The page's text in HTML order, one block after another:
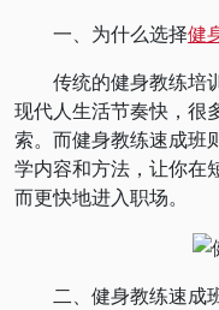
一、为什么选择健
传统的健身教练培训
现代人生活节奏快，很
索。而健身教练速成班
学内容和方法，让你在
而更快地进入职场。
二、健身教练速成